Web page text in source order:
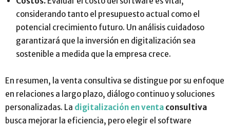
considerando tanto el presupuesto actual como el
potencial crecimiento futuro. Un análisis cuidadoso
garantizará que la inversión en digitalización sea
sostenible a medida que la empresa crece.
En resumen, la venta consultiva se distingue por su enfoque
en relaciones a largo plazo, diálogo continuo y soluciones
personalizadas. La digitalización en venta consultiva
busca mejorar la eficiencia, pero elegir el software